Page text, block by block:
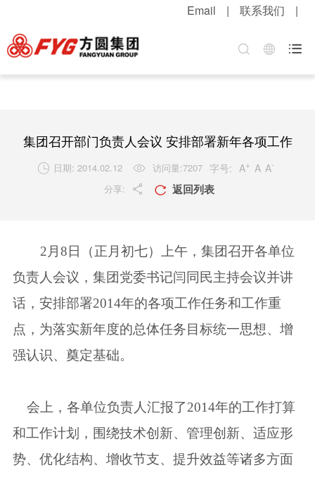
|
联系我们
|
Email

集团介绍
技术实力
公司新闻
视频新闻
混凝土机械
桩工机械
客户服务
网上订购
行业知识
解决方案
职位招聘
人才战略
集团召开部门负责人会议 安排部署新年各项工作
 日期: 2014.02.12  访问量:7207 字号: A+ A A-
分享:   返回列表
2月8日（正月初七）上午，集团召开各单位
负责人会议，集团党委书记闫同民主持会议并讲
话，安排部署2014年的各项工作任务和工作重
点，为落实新年度的总体任务目标统一思想、增
强认识、奠定基础。
会上，各单位负责人汇报了2014年的工作打算
和工作计划，围绕技术创新、管理创新、适应形
势、优化结构、增收节支、提升效益等诸多方面